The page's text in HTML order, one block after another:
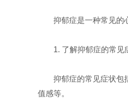
抑郁症是一种常见的
1. 了解抑郁症的常见
抑郁症的常见症状包
值感等。